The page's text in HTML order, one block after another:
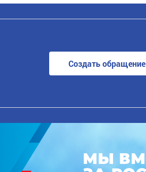
Создать обращение